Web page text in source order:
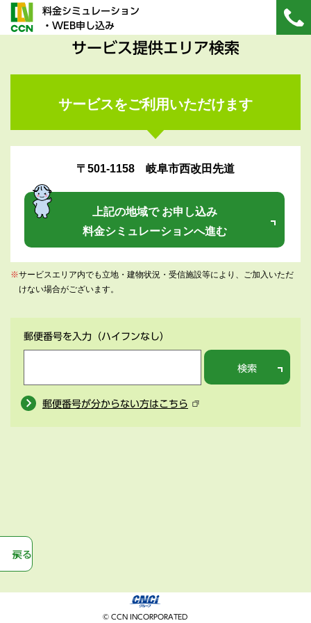
料金シミュレーション
・WEB申し込み
サービス提供エリア検索
サービスをご利用いただけます
〒501-1158 岐阜市西改田先道
上記の地域で お申し込み
料金シミュレーションへ進む
※サービスエリア内でも立地・建物状況・受信施設等により、ご加入いただ
けない場合がございます。
郵便番号を入力 （ハイフンなし）
検索
郵便番号が分からない方はこちら
戻る
© CCN INCORPORATED